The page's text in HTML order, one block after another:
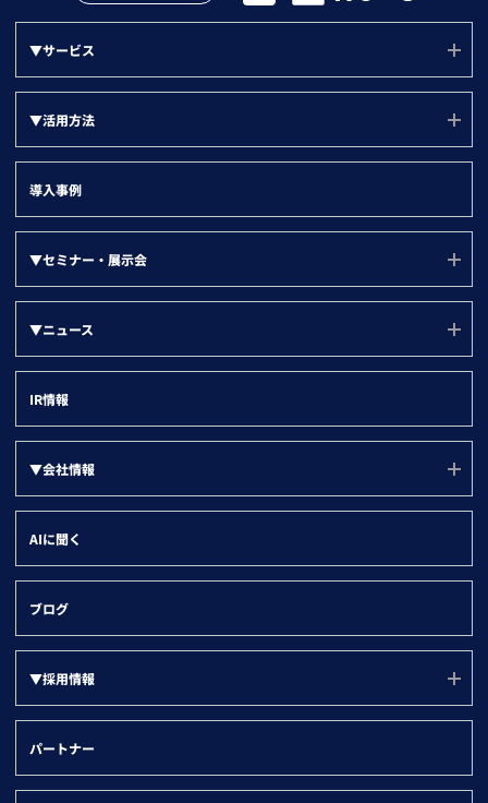
▼サービス
サービス(ユーソナー)
プランソナー
サポート
LBCメンテナンス状況
その他法人データ提供サービス
▼活用方法
活用方法(TOP)
▼『目的別』活用方法
デジタルマーケティング
取引先の情報登録
名寄せ
名刺データ連携
与信・取引先チェック
▼部門別
インサイトセールス部門
マーケティング・経営企画部門
情報システム部門
管理部門
▼ツール別
Salesforce
HubSpot
Dynamics 365
導入事例
▼セミナー・展示会
セミナー・展示会
▼ニュース
すべて
製品ニュース
IR情報
▼会社情報
会社情報(ユーソナーについて)
沿革
役員紹介
代表メッセージ
オフィス環境
AIに聞く
ブログ
▼採用情報
採用ページ(TOP)
パートナー